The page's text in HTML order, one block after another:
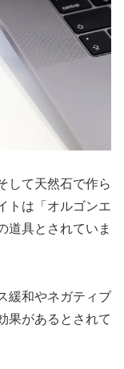
して天然石で作ら
トは「オルゴンエ
道具とされていま
緩和やネガティブ
果があるとされて